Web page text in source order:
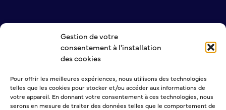
Gestion de votre
consentement à l'installation
des cookies
Pour offrir les meilleures expériences, nous utilisons des technologies
telles que les cookies pour stocker et/ou accéder aux informations de
votre appareil. En donnant votre consentement à ces technologies, nous
serons en mesure de traiter des données telles que le comportement de
MENTIONS LÉGALES
POLITIQUE DE CONFIDENTIALITÉ
NEWSLETTER